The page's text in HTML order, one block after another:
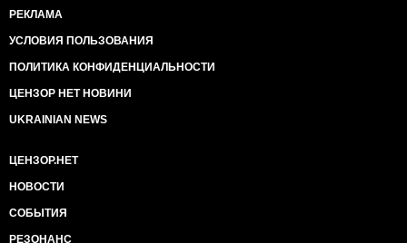
РЕКЛАМА
УСЛОВИЯ ПОЛЬЗОВАНИЯ
ПОЛИТИКА КОНФИДЕНЦИАЛЬНОСТИ
ЦЕНЗОР НЕТ НОВИНИ
UKRAINIAN NEWS
ЦЕНЗОР.НЕТ
НОВОСТИ
СОБЫТИЯ
РЕЗОНАНС